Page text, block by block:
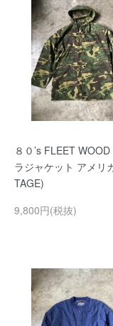
８０’s FLEET
ラジャケット アメリ
TAGE)
9,800円(税抜)